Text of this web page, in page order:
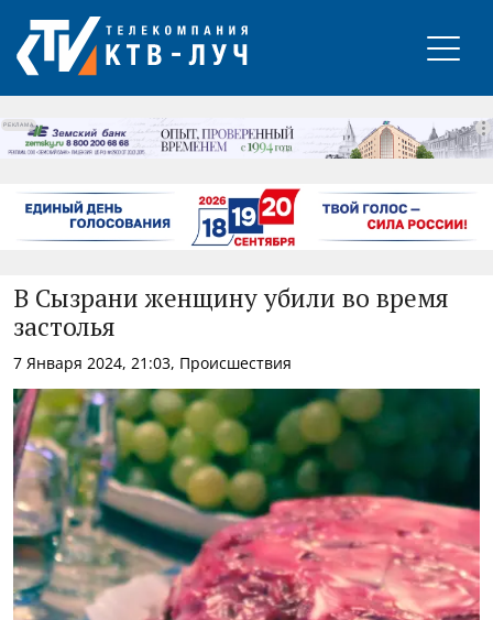
РЕКЛАМА
В Сызрани женщину убили во время
застолья
7 Января 2024, 21:03, Происшествия